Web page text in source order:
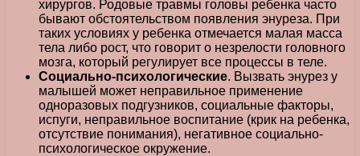
хирургов. Родовые травмы головы ребенка часто
бывают обстоятельством появления энуреза. При
таких условиях у ребенка отмечается малая масса
тела либо рост, что говорит о незрелости головного
мозга, который регулирует все процессы в теле.
Социально-психологические. Вызвать энурез у
малышей может неправильное применение
одноразовых подгузников, социальные факторы,
испуги, неправильное воспитание (крик на ребенка,
отсутствие понимания), негативное социально-
психологическое окружение.